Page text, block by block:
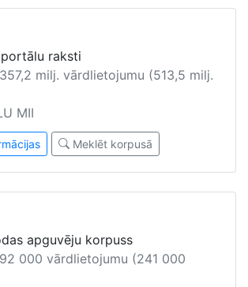
raksti
milj. vārdlietojumu (513,5 milj.
MII
Meklēt korpusā
apguvēju korpuss
000 vārdlietojumu (241 000